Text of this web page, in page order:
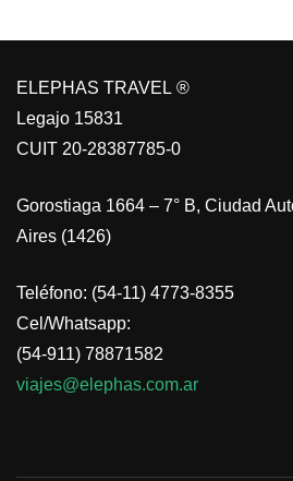
ELEPHAS TRAVEL ®
Legajo 15831
CUIT 20-28387785-0
Gorostiaga 1664 – 7° B, Ciudad
Aires (1426)
Teléfono: (54-11) 4773-8355
Cel/Whatsapp:
(54-911) 78871582
viajes@elephas.com.ar